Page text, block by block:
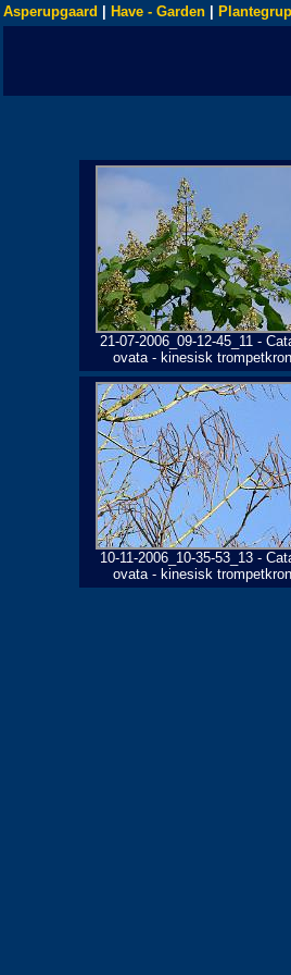
Asperupgaard Have - Garden
21-07-2006_09-12-45_11 -
ovata - kinesisk
10-11-2006_10-35-53_13 -
ovata - kinesisk